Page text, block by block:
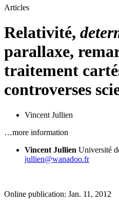
Articles
Relativité,
parallaxe,
traitement
controverses
Vincent Jullien
…more information
Vincent Jullien Université
jullien@wanadoo.fr
Online publication: Jan. 11, 2012